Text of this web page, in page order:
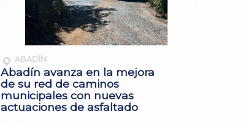
ABADÍN
Abadín avanza en la mejora
de su red de caminos
municipales con nuevas
actuaciones de asfaltado